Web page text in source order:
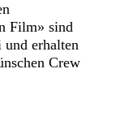
Bern
Film» sind
erhalten
Crew